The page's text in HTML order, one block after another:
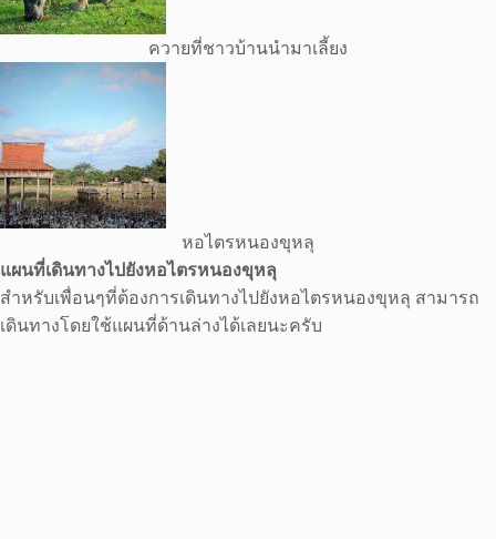
ควายที่ชาวบ้านนำมาเลี้ยง
หอไตรหนองขุหลุ
แผนที่เดินทางไปยังหอไตรหนองขุหลุ
สำหรับเพื่อนๆที่ต้องการเดินทางไปยังหอไตรหนองขุหลุ สามารถ
เดินทางโดยใช้แผนที่ด้านล่างได้เลยนะครับ